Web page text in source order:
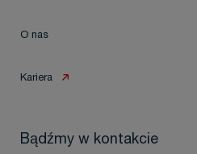
O nas
Kariera
Bądźmy w kontakcie